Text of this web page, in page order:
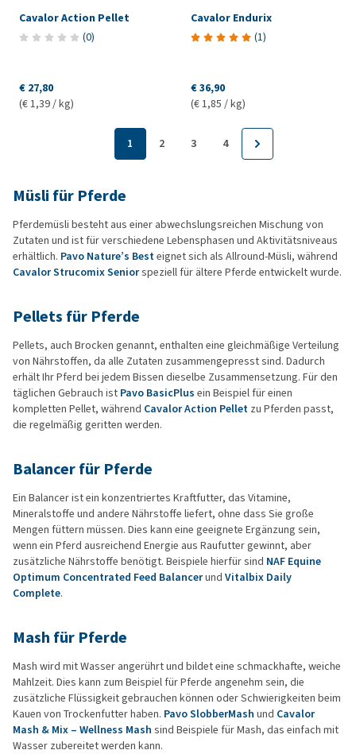
Cavalor Action Pellet
(0)
€ 27,80
(€ 1,39 / kg)
Cavalor Endurix
(1)
€ 36,90
(€ 1,85 / kg)
1 2 3 4
Müsli für Pferde
Pferdemüsli besteht aus einer abwechslungsreichen Mischung von
Zutaten und ist für verschiedene Lebensphasen und Aktivitätsniveaus
erhältlich. Pavo Nature’s Besteignet sich als Allround-Müsli, während
Cavalor Strucomix Seniorspeziell für ältere Pferde entwickelt wurde.
Pellets für Pferde
Pellets, auch Brocken genannt, enthalten eine gleichmäßige Verteilung
von Nährstoffen, da alle Zutaten zusammengepresst sind. Dadurch
erhält Ihr Pferd bei jedem Bissen dieselbe Zusammensetzung. Für den
täglichen Gebrauch ist Pavo BasicPlus ein Beispiel für einen
kompletten Pellet, während Cavalor Action Pellet zu Pferden passt,
die regelmäßig geritten werden.
Balancer für Pferde
Ein Balancer ist ein konzentriertes Kraftfutter, das Vitamine,
Mineralstoffe und andere Nährstoffe liefert, ohne dass Sie große
Mengen füttern müssen. Dies kann eine geeignete Ergänzung sein,
wenn ein Pferd ausreichend Energie aus Raufutter gewinnt, aber
zusätzliche Nährstoffe benötigt. Beispiele hierfür sind NAF Equine
Optimum Concentrated Feed Balancerund Vitalbix Daily
Complete.
Mash für Pferde
Mash wird mit Wasser angerührt und bildet eine schmackhafte, weiche
Mahlzeit. Dies kann zum Beispiel für Pferde angenehm sein, die
zusätzliche Flüssigkeit gebrauchen können oder Schwierigkeiten beim
Kauen von Trockenfutter haben. Pavo SlobberMash und Cavalor
Mash & Mix – Wellness Mash sind Beispiele für Mash, das einfach mit
Wasser zubereitet werden kann.